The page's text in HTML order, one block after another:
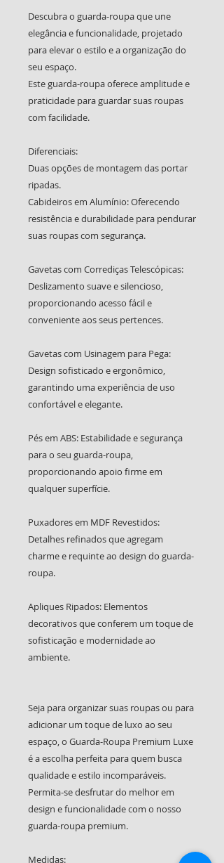
Descubra o guarda-roupa que une
elegância e funcionalidade, projetado
para elevar o estilo e a organização do
seu espaço.
Este guarda-roupa oferece amplitude e
praticidade para guardar suas roupas
com facilidade.
Diferenciais:
Duas opções de montagem das portar
ripadas.
Cabideiros em Alumínio: Oferecendo
resistência e durabilidade para pendurar
suas roupas com segurança.
Gavetas com Corrediças Telescópicas:
Deslizamento suave e silencioso,
proporcionando acesso fácil e
conveniente aos seus pertences.
Gavetas com Usinagem para Pega:
Design sofisticado e ergonômico,
garantindo uma experiência de uso
confortável e elegante.
Pés em ABS: Estabilidade e segurança
para o seu guarda-roupa,
proporcionando apoio firme em
qualquer superfície.
Puxadores em MDF Revestidos:
Detalhes refinados que agregam
charme e requinte ao design do guarda-
roupa.
Apliques Ripados: Elementos
decorativos que conferem um toque de
sofisticação e modernidade ao
ambiente.
Seja para organizar suas roupas ou para
adicionar um toque de luxo ao seu
espaço, o Guarda-Roupa Premium Luxe
é a escolha perfeita para quem busca
qualidade e estilo incomparáveis.
Permita-se desfrutar do melhor em
design e funcionalidade com o nosso
guarda-roupa premium.
Medidas: